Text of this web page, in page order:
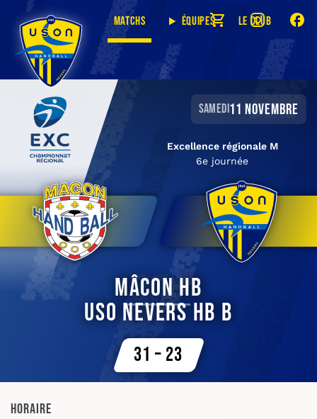
Matchs Équipes Le club
samedi11 novembre
Excellence régionale M
6e journée
Mâcon HB
USO Nevers HB B
31 – 23
Horaire